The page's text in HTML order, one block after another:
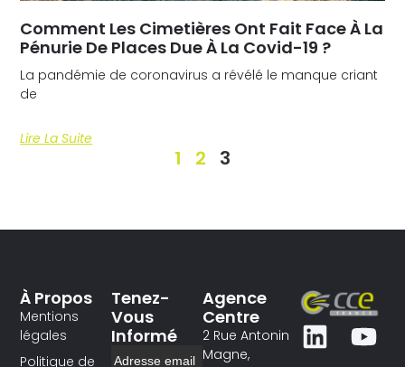
Comment Les Cimetières Ont Fait Face À La
Pénurie De Places Due À La Covid-19 ?
La pandémie de coronavirus a révélé le manque criant
de
Lire La Suite
1 2 3
À Propos
Mentions
légales
Politique de
Agence
Centre
2 Rue Antonin
Magne,
Tenez-
Vous
Informé
Adresse email